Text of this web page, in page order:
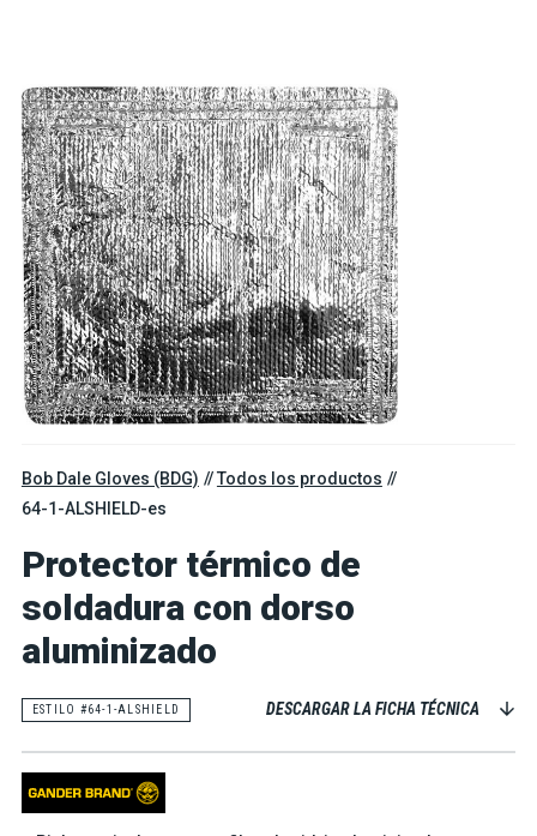
Bob Dale Gloves (BDG)
Todos los productos
64-1-ALSHIELD-es
Protector térmico de
soldadura con dorso
aluminizado
ESTILO #64-1-ALSHIELD DESCARGAR LA FICHA TÉCNICA